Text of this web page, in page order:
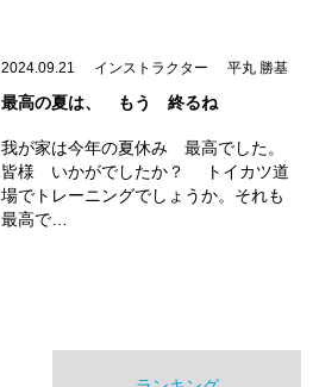
2024.09.21 インストラクター 平丸 勝基
最高の夏は、 もう 終るね
我が家は今年の夏休み 最高でした。
皆様 いかがでしたか？ トイカツ道
場でトレーニングでしょうか。それも
最高で…